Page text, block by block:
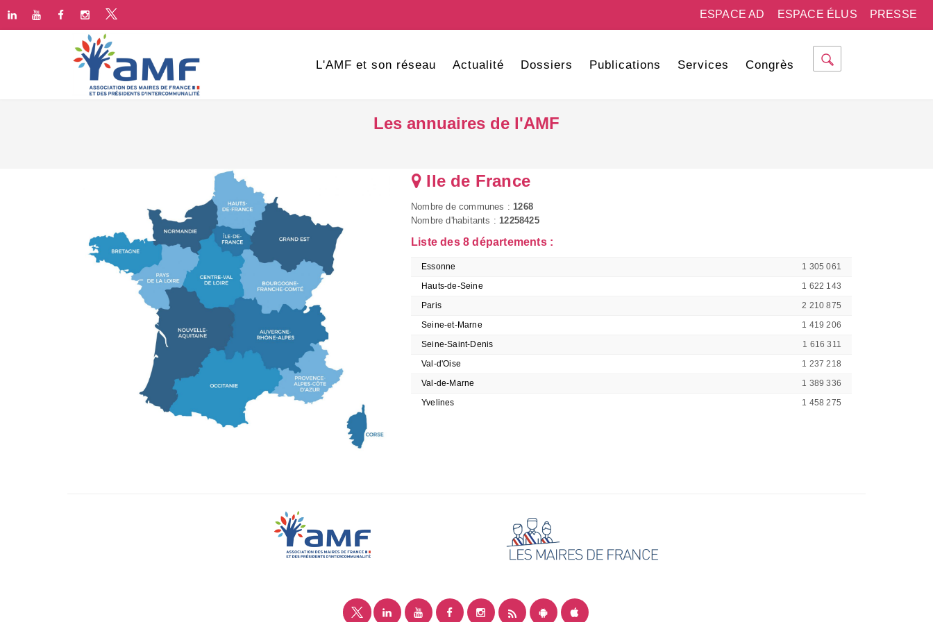
PRESSE
ESPACE ÉLUS
ESPACE AD
L'AMF et son réseau Actualité Dossiers Publications Services Congrès
Les annuaires de l'AMF
Ile de France
Nombre de communes :1268
Nombre d'habitants :12258425
Liste des 8 départements :
Essonne
1 305 061
Hauts-de-Seine
1 622 143
Paris
2 210 875
Seine-et-Marne
1 419 206
Seine-Saint-Denis
1 616 311
Val-d'Oise
1 237 218
Val-de-Marne
1 389 336
Yvelines
1 458 275